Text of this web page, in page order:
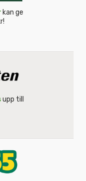
kan ge
upp till